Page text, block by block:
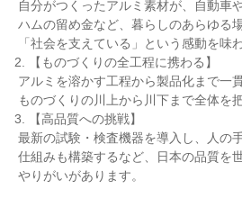
2. 【ものづくりの全工程に携わる】
3. 【高品質への挑戦】